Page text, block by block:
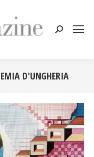
Cerca:
D'UNGHERIA